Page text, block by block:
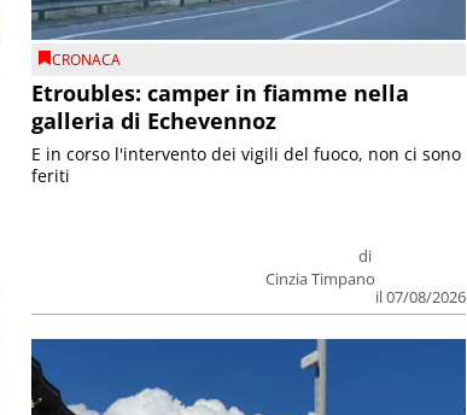
CRONACA
Etroubles: camper in fiamme nella
galleria di Echevennoz
di
Cinzia Timpano
il 07/08/2026
E in corso l'intervento dei vigili del fuoco, non ci sono
feriti